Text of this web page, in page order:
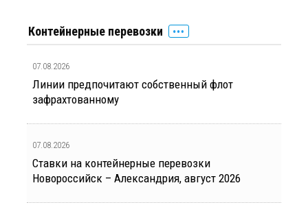
Контейнерные перевозки
07.08.2026
Линии предпочитают собственный флот
зафрахтованному
07.08.2026
Ставки на контейнерные перевозки
Новороссийск – Александрия, август 2026